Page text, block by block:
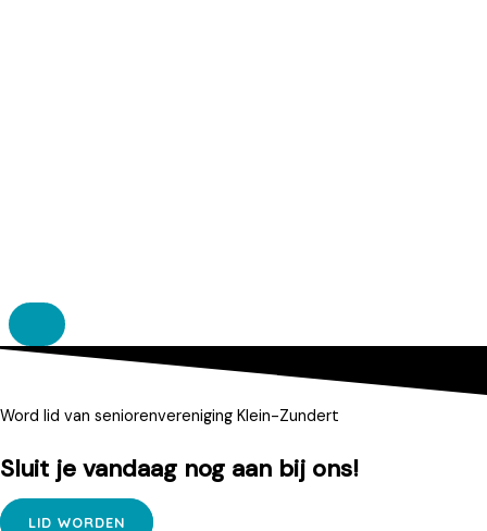
Word lid van seniorenvereniging Klein-Zundert
Sluit je vandaag nog aan bij ons!
LID WORDEN